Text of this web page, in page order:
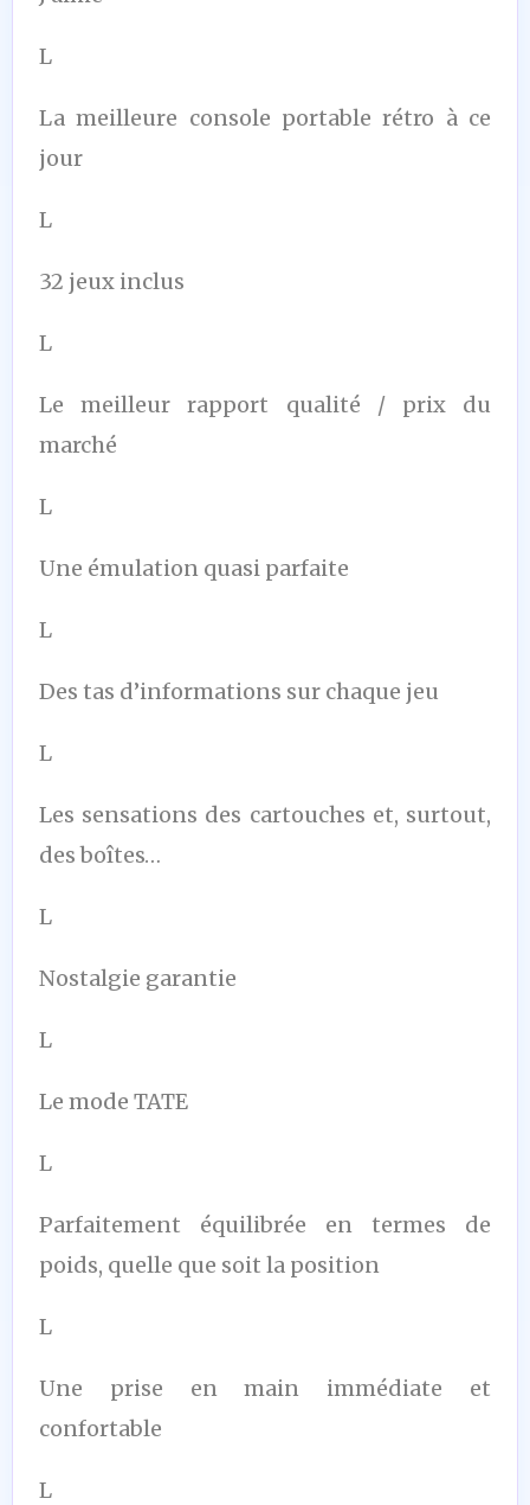
L
La meilleure console portable rétro à ce
jour
L
32 jeux inclus
L
Le meilleur rapport qualité / prix du
marché
L
Une émulation quasi parfaite
L
Des tas d’informations sur chaque jeu
L
Les sensations des cartouches et, surtout,
des boîtes…
L
Nostalgie garantie
L
Le mode TATE
L
Parfaitement équilibrée en termes de
poids, quelle que soit la position
L
Une prise en main immédiate et
confortable
L